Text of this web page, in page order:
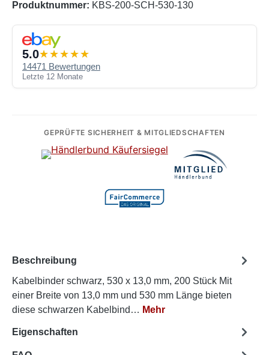
Produktnummer: KBS-200-SCH-530-130
5.0
14471 Bewertungen
Letzte 12 Monate
GEPRÜFTE SICHERHEIT & MITGLIEDSCHAFTEN
Beschreibung
Kabelbinder schwarz, 530 x 13,0 mm, 200 Stück Mit
einer Breite von 13,0 mm und 530 mm Länge bieten
diese schwarzen Kabelbind… Mehr
Eigenschaften